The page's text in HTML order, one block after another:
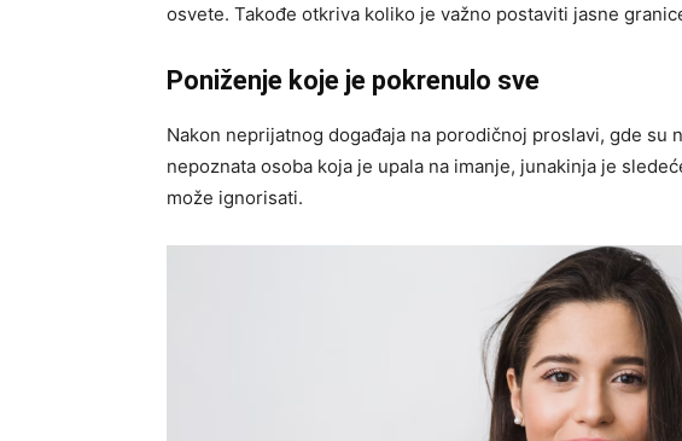
osvete. Takođe otkriva koliko je važno postaviti jasne
Poniženje koje je pokrenulo sve
Nakon neprijatnog događaja na porodičnoj proslavi, gde su
nepoznata osoba koja je upala na imanje, junakinja je
može ignorisati.